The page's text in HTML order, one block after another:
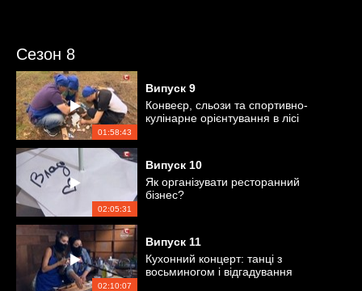
Сезон 8
01:58:43
Випуск 9
Конвеєр, сльози та спортивно-
кулінарне орієнтування в лісі
02:05:31
Випуск 10
Як організувати ресторанний
бізнес?
02:10:07
Випуск 11
Кухонний концерт: танці з
восьминогом і відгадування